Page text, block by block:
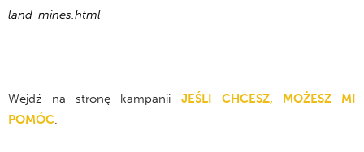
land-mines.html
Wejdź na stronę kampanii JEŚLI CHCESZ, MOŻESZ MI
POMÓC.